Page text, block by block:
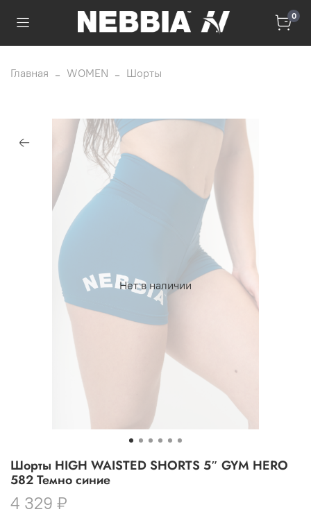
0
Главная WOMEN Шорты
Нет в наличии
Шорты HIGH WAISTED SHORTS 5″ GYM HERO
582 Темно синие
4 329 ₽